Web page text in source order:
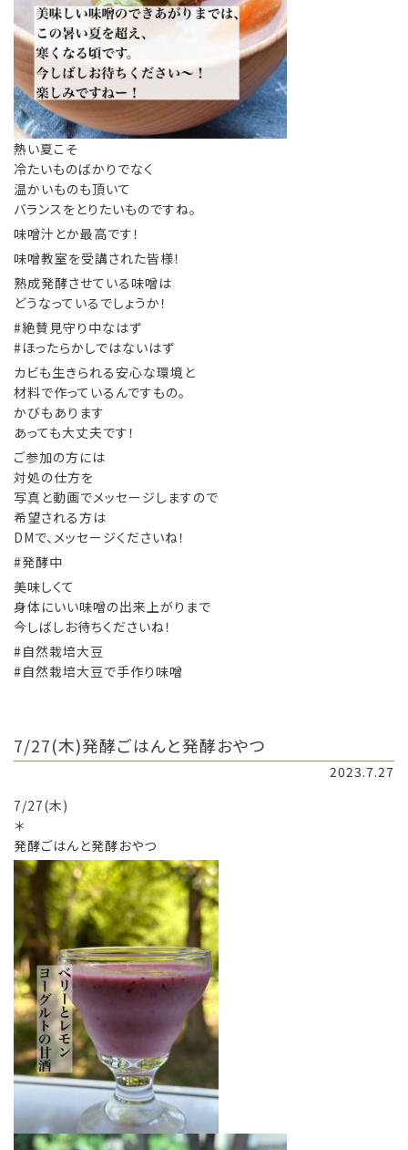
熱い夏こそ
冷たいものばかりでなく
温かいものも頂いて
バランスをとりたいものですね。
味噌汁とか最高です！
味噌教室を受講された皆様！
熟成発酵させている味噌は
どうなっているでしょうか！
#絶賛見守り中なはず
#ほったらかしではないはず
カビも生きられる安心な環境と
材料で作っているんですもの。
かびもあります
あっても大丈夫です！
ご参加の方には
対処の仕方を
写真と動画でメッセージしますので
希望される方は
DMで、メッセージくださいね！
#発酵中
美味しくて
身体にいい味噌の出来上がりまで
今しばしお待ちくださいね！
#自然栽培大豆
#自然栽培大豆で手作り味噌
7/27(木)発酵ごはんと発酵おやつ
2023.7.27
7/27(木)
＊
発酵ごはんと発酵おやつ